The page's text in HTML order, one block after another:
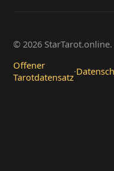
© 2026
Offener
Tarotdatensatz·